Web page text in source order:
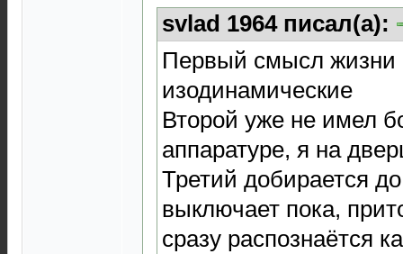
svlad 1964 писал(а):
Первый смысл жизни
изодинамические
Второй уже не имел
аппаратуре, я на
Третий добирается
выключает пока,
сразу распознаётся